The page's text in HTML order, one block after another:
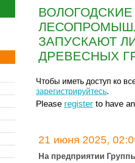
ВОЛОГОДСКИЕ
ЗАПУСКАЮТ
ДРЕВЕСНЫХ
Чтобы иметь доступ ко
зарегистрируйтесь.
Please register to have
21 июня 2025,
На предприятии